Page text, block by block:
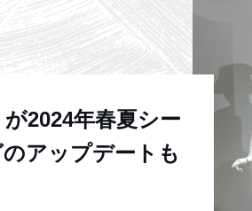
2024年春夏シー
アップデートも